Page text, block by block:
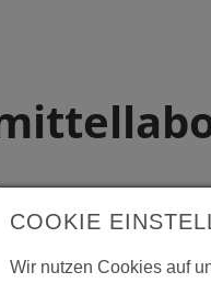
(Holz100) errichtet
COOKIE
Wir nutzen Cookies auf